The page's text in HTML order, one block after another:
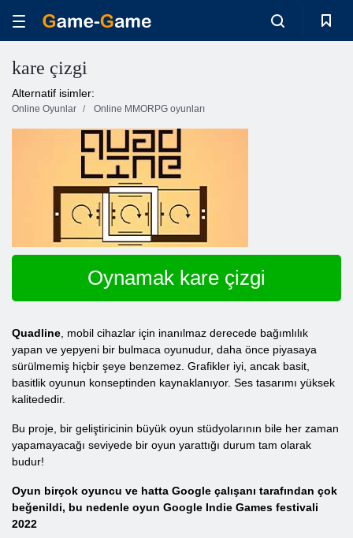
kare çizgi
Alternatif isimler:
Online Oyunlar Online MMORPG oyunları
Oynamak kare çizgi
Quadline , mobil cihazlar için inanılmaz derecede bağımlılık
yapan ve yepyeni bir bulmaca oyunudur, daha önce piyasaya
sürülmemiş hiçbir şeye benzemez. Grafikler iyi, ancak basit,
basitlik oyunun konseptinden kaynaklanıyor. Ses tasarımı yüksek
kalitededir.
Bu proje, bir geliştiricinin büyük oyun stüdyolarının bile her zaman
yapamayacağı seviyede bir oyun yarattığı durum tam olarak
budur!
Oyun birçok oyuncu ve hatta Google çalışanı tarafından çok
beğenildi, bu nedenle oyun Google Indie Games festivali
2022